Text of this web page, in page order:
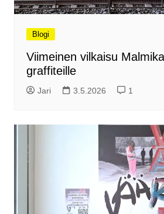
Blogi
Viimeinen vilkaisu
graffiteille
Jari 3.5.2026 1